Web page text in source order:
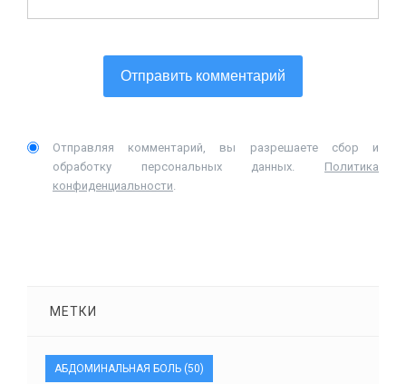
Отправляя комментарий, вы разрешаете сбор и
обработку персональных данных. Политика
конфиденциальности.
МЕТКИ
АБДОМИНАЛЬНАЯ БОЛЬ (50)